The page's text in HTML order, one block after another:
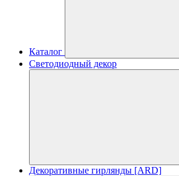
Каталог
Светодиодный декор
Декоративные гирлянды [ARD]